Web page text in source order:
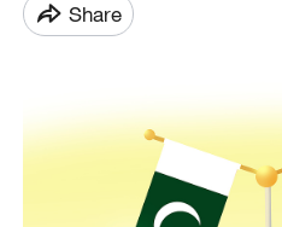
Share